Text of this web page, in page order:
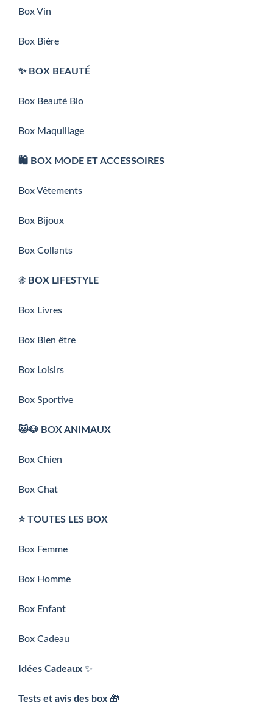
Box Vin
Box Bière
✨ BOX BEAUTÉ
Box Beauté Bio
Box Maquillage
🛍️ BOX MODE ET ACCESSOIRES
Box Vêtements
Box Bijoux
Box Collants
☀️ BOX LIFESTYLE
Box Livres
Box Bien être
Box Loisirs
Box Sportive
🐱🐶 BOX ANIMAUX
Box Chien
Box Chat
⭐️ TOUTES LES BOX
Box Femme
Box Homme
Box Enfant
Box Cadeau
Idées Cadeaux ✨
Tests et avis des box 🎁